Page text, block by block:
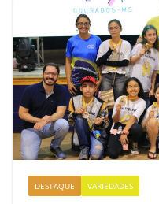
DESTAQUE VARIEDADES